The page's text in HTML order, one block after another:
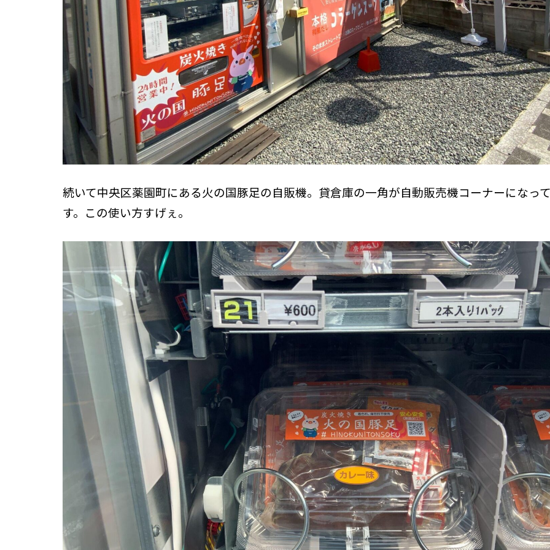
続いて中央区薬園町にある火の国豚足の自販機。貸倉庫の一角が自動販売機コーナーになっ
す。この使い方すげぇ。